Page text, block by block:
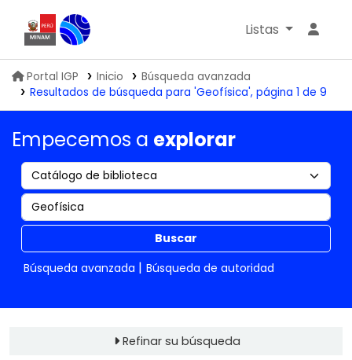
Biblioteca IGP
Listas
Portal IGP Inicio
Búsqueda avanzada
Resultados de búsqueda para 'Geofísica', página 1 de 9
Empecemos a explorar
Buscar
Búsqueda avanzada
Búsqueda de autoridad
Refinar su búsqueda